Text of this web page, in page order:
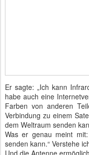
Er sagte: „Ich kann
habe auch eine
Farben von anderen
Verbindung zu einem
dem Weltraum senden
Was er genau meint
senden kann.“ Verstehe
Und die Antenne